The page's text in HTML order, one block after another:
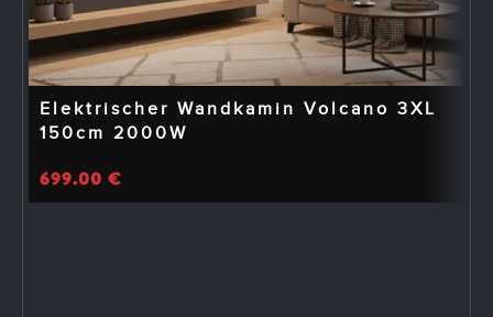
Elektrischer Wandkamin Volcano 3XL
150cm 2000W
699.00 €